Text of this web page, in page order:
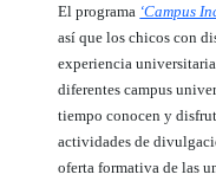
El programa ‘Campus
así que los chicos con
experiencia
diferentes campus
tiempo conocen y
actividades de
oferta formativa de las